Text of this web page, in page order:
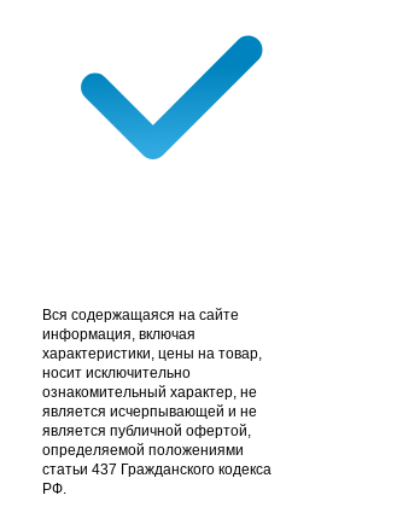
Вся содержащаяся на сайте
информация, включая
характеристики, цены на товар,
носит исключительно
ознакомительный характер, не
является исчерпывающей и не
является публичной офертой,
определяемой положениями
статьи 437 Гражданского кодекса
РФ.